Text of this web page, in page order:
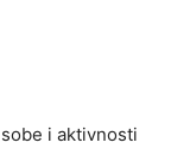
i aktivnosti